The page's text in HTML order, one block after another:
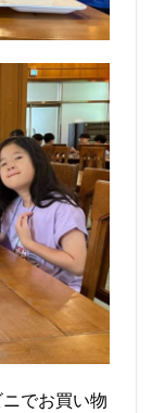
でお買い物